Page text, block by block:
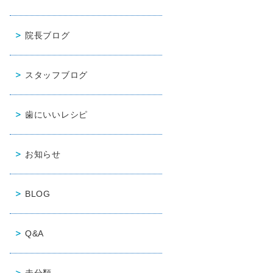
院長ブログ
スタッフブログ
歯にいいレシピ
お知らせ
BLOG
Q&A